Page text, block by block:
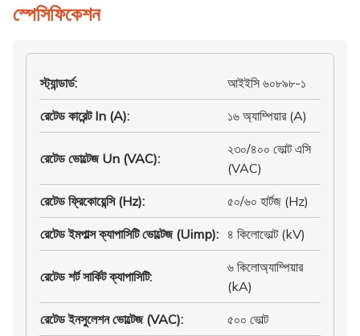
স্পেসিফিকেশন
স্ট্যান্ডার্ড: আইইসি ৬০৮৯৮-১
রেটেড কারেন্ট In (A): ১৬ অ্যাম্পিয়ার (A)
রেটেড ভোল্টেজ Un (VAC):
২৩০/৪০০ ভোল্ট এসি
(VAC)
রেটেড ফ্রিকোয়েন্সি (Hz): ৫০/৬০ হার্টজ (Hz)
রেটেড ইমপাল্স ক্যাপাসিটি ভোল্টেজ (Uimp): ৪ কিলোভোল্ট (kV)
রেটেড শর্ট সার্কিট ক্যাপাসিটি:
৬ কিলোঅ্যাম্পিয়ার
(kA)
রেটেড ইনসুলেশন ভোল্টেজ (VAC): ৫০০ ভোল্ট